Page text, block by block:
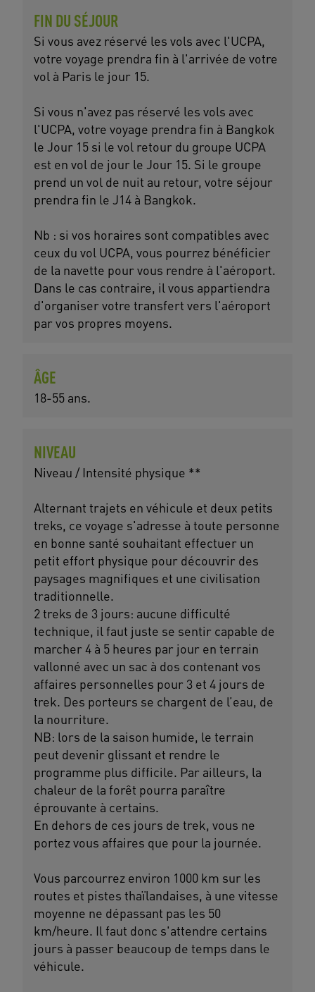
FIN DU SÉJOUR
Si vous avez réservé les vols avec l'UCPA,
votre voyage prendra fin à l'arrivée de votre
vol à Paris le jour 15.
Si vous n'avez pas réservé les vols avec
l'UCPA, votre voyage prendra fin à Bangkok
le Jour 15 si le vol retour du groupe UCPA
est en vol de jour le Jour 15. Si le groupe
prend un vol de nuit au retour, votre séjour
prendra fin le J14 à Bangkok.
Nb : si vos horaires sont compatibles avec
ceux du vol UCPA, vous pourrez bénéficier
de la navette pour vous rendre à l'aéroport.
Dans le cas contraire, il vous appartiendra
d'organiser votre transfert vers l'aéroport
par vos propres moyens.
ÂGE
18-55 ans.
NIVEAU
Niveau / Intensité physique **
Alternant trajets en véhicule et deux petits
treks, ce voyage s'adresse à toute personne
en bonne santé souhaitant effectuer un
petit effort physique pour découvrir des
paysages magnifiques et une civilisation
traditionnelle.
2 treks de 3 jours: aucune difficulté
technique, il faut juste se sentir capable de
marcher 4 à 5 heures par jour en terrain
vallonné avec un sac à dos contenant vos
affaires personnelles pour 3 et 4 jours de
trek. Des porteurs se chargent de l’eau, de
la nourriture.
NB: lors de la saison humide, le terrain
peut devenir glissant et rendre le
programme plus difficile. Par ailleurs, la
chaleur de la forêt pourra paraître
éprouvante à certains.
En dehors de ces jours de trek, vous ne
portez vous affaires que pour la journée.
Vous parcourrez environ 1000 km sur les
routes et pistes thaïlandaises, à une vitesse
moyenne ne dépassant pas les 50
km/heure. Il faut donc s'attendre certains
jours à passer beaucoup de temps dans le
véhicule.